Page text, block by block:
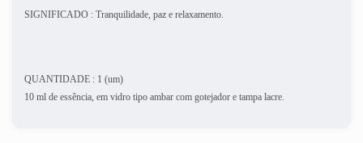
SIGNIFICADO : Tranquilidade, paz e relaxamento.
QUANTIDADE : 1 (um)
10 ml de essência, em vidro tipo ambar com gotejador e tampa lacre.